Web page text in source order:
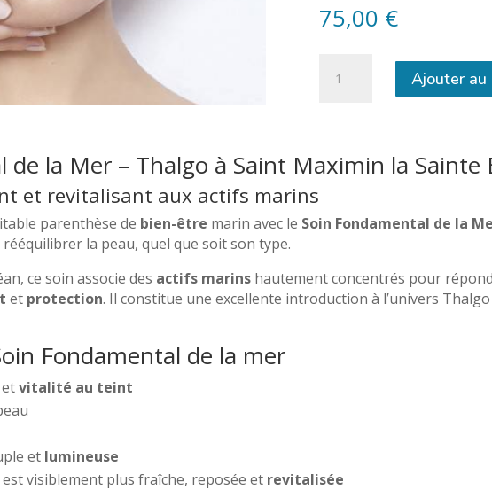
75,00 €
la
Ajouter au
de la Mer – Thalgo à Saint Maximin la Sainte
et revitalisant aux actifs marins
parenthèse de bien-être marin avec le Soin Fondamental de la
la peau, quel que soit son type.
ce soin associe des actifs marins hautement concentrés pour
et protection. Il constitue une excellente introduction à l’univers
Fondamental de la mer
etvitalité au teint
et lumineuse
visiblement plus fraîche, reposée et revitalisée